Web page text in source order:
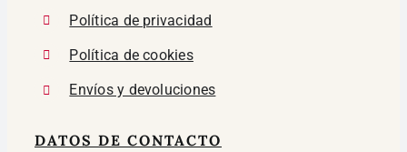
Política de privacidad
Política de cookies
Envíos y devoluciones
DATOS DE CONTACTO